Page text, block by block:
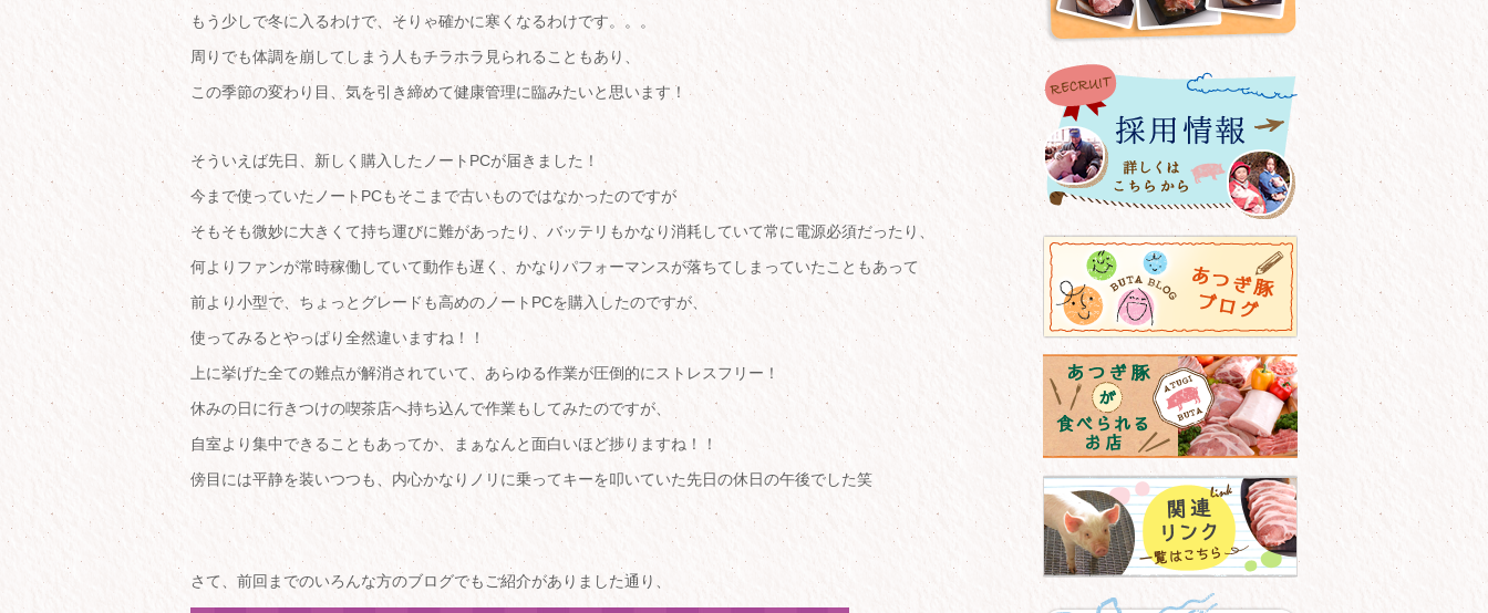
もう少しで冬に入るわけで、そりゃ確かに寒くなるわけです。。。
周りでも体調を崩してしまう人もチラホラ見られることもあり、
この季節の変わり目、気を引き締めて健康管理に臨みたいと思います！
そういえば先日、新しく購入したノートPCが届きました！
今まで使っていたノートPCもそこまで古いものではなかったのですが
そもそも微妙に大きくて持ち運びに難があったり、バッテリもかなり消耗していて常に電源必須だったり、
何よりファンが常時稼働していて動作も遅く、かなりパフォーマンスが落ちてしまっていたこともあって
前より小型で、ちょっとグレードも高めのノートPCを購入したのですが、
使ってみるとやっぱり全然違いますね！！
上に挙げた全ての難点が解消されていて、あらゆる作業が圧倒的にストレスフリー！
休みの日に行きつけの喫茶店へ持ち込んで作業もしてみたのですが、
自室より集中できることもあってか、まぁなんと面白いほど捗りますね！！
傍目には平静を装いつつも、内心かなりノリに乗ってキーを叩いていた先日の休日の午後でした笑
さて、前回までのいろんな方のブログでもご紹介がありました通り、